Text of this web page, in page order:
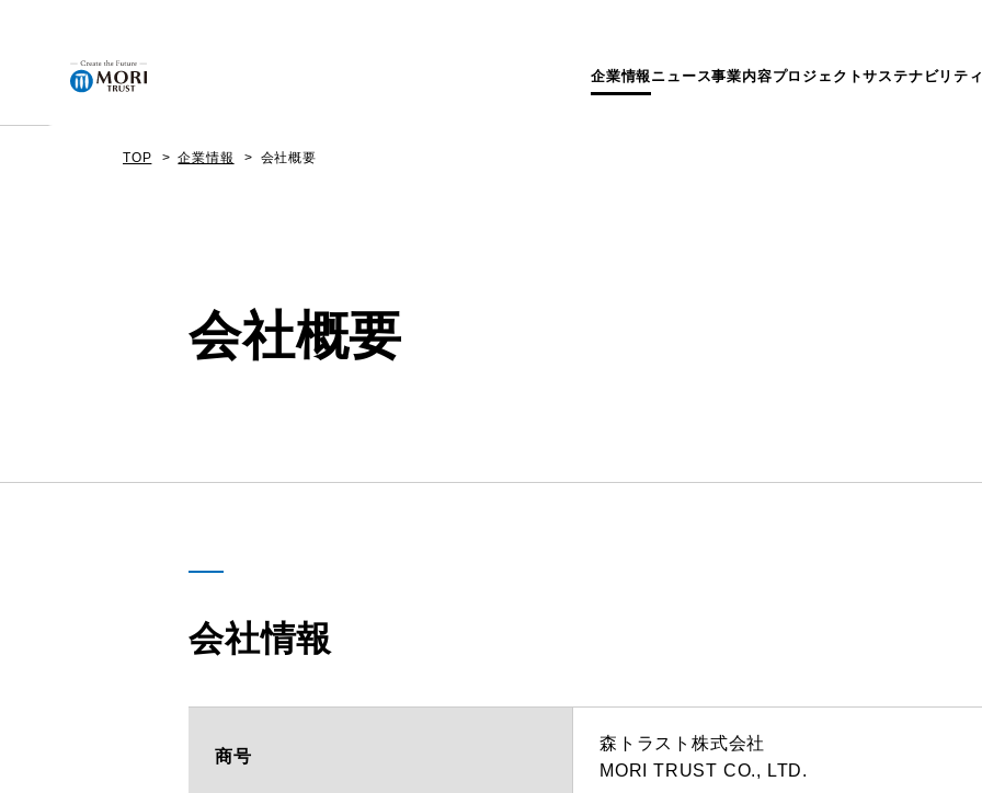
企業情報 ニュース事業内容プロジェクトサステナビリティ
企業情報
事業内容
採用情報
TOP 企業情報 会社概要
会社概要
会社情報
商号
森トラスト株式会社
MORI TRUST CO., LTD.